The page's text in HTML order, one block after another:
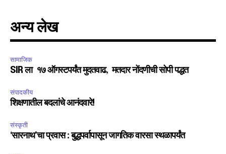
अन्य लेख
सामाजिक
SIR ला १७ ऑगस्टपर्यंत मुदतवाढ, मतदार नोंदणीची सोपी पद्धत
संपादकीय
शिक्षणातील बदलांचे आनंदवारे!
संस्कृती
‘सारनाथ’चा प्रवास : बुद्धपर्वापासून जागतिक वारसा स्थळापर्यंत